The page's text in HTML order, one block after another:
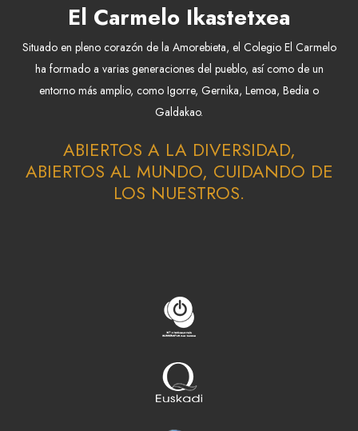
El Carmelo Ikastetxea
Situado en pleno corazón de la Amorebieta, el Colegio El Carmelo
ha formado a varias generaciones del pueblo, así como de un
entorno más amplio, como Igorre, Gernika, Lemoa, Bedia o
Galdakao.
ABIERTOS A LA DIVERSIDAD,
ABIERTOS AL MUNDO, CUIDANDO DE
LOS NUESTROS.